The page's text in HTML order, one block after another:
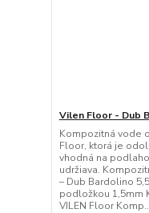
Vilen Floor - Dub
Kompozitná vode
Floor, ktorá je
vhodná na
udržiava.
– Dub Bardolino
podložkou 1,5mm
VILEN Floor